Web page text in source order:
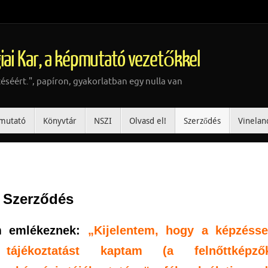
Kar, a képmutató vezetőkkel
papíron, gyakorlatban egy nulla van
Könyvtár NSZI Olvasd el! Szerződés
Szerződés
emlékeznek: „Kijelentem, hogy a
kaptam (a